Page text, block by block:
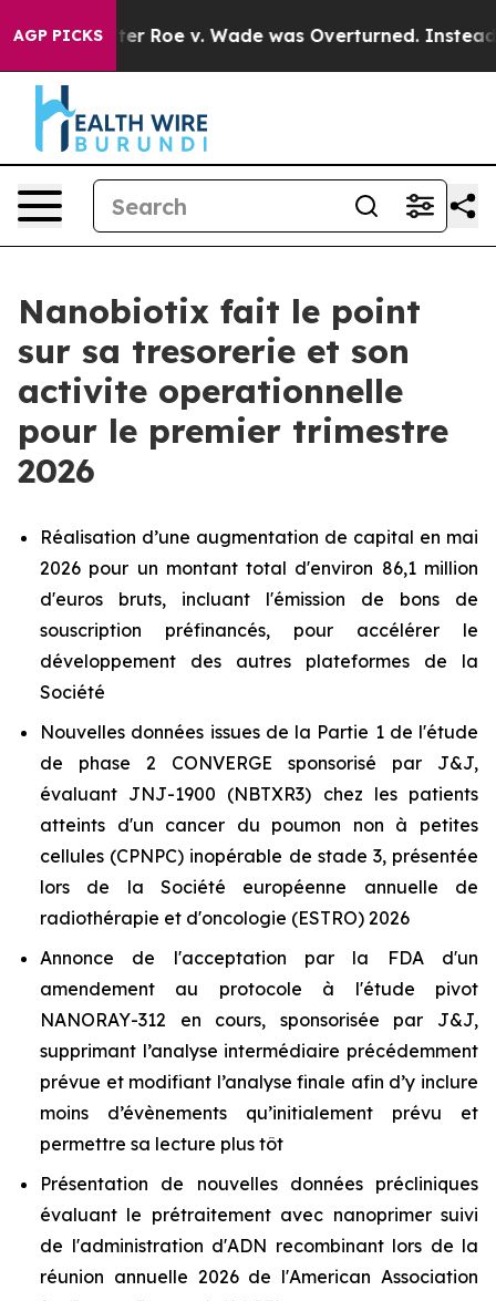
AGP PICKS
Roe v. Wade was Overturned. Instead,
Nanobiotix fait le point
sur sa tresorerie et son
activite operationnelle
pour le premier trimestre
2026
Réalisation d’une augmentation de capital en mai
2026 pour un montant total d'environ 86,1 million
d'euros bruts, incluant l'émission de bons de
souscription préfinancés, pour accélérer le
développement des autres plateformes de la
Société
Nouvelles données issues de la Partie 1 de l'étude
de phase 2 CONVERGE sponsorisé par J&J,
évaluant JNJ-1900 (NBTXR3) chez les patients
atteints d'un cancer du poumon non à petites
cellules (CPNPC) inopérable de stade 3, présentée
lors de la Société européenne annuelle de
radiothérapie et d'oncologie (ESTRO) 2026
Annonce de l'acceptation par la FDA d'un
amendement au protocole à l'étude pivot
NANORAY-312 en cours, sponsorisée par J&J,
supprimant l’analyse intermédiaire précédemment
prévue et modifiant l’analyse finale afin d’y inclure
moins d’évènements qu’initialement prévu et
permettre sa lecture plus tôt
Présentation de nouvelles données précliniques
évaluant le prétraitement avec nanoprimer suivi
de l'administration d'ADN recombinant lors de la
réunion annuelle 2026 de l'American Association